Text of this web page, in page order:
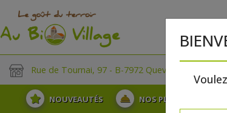
Rue de Tournai, 97 - B-7972 Quevaucamps
NOUVEAUTÉS NOS PLATEAUX